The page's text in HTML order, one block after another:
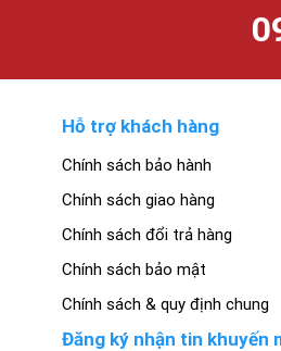
Hỗ trợ khách hàng
Chính sách bảo hành
Chính sách giao hàng
Chính sách đổi trả hàng
Chính sách bảo mật
Chính sách & quy định chung
Đăng ký nhận tin khuyến